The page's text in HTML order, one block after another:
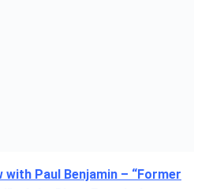
with Paul Benjamin – “Former